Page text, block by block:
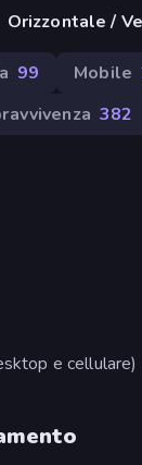
Orizzontale /
99 Mobile
382
e cellulare)